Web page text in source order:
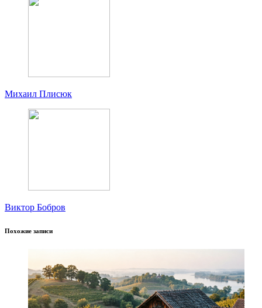
Михаил Плисюк
Виктор Бобров
Похожие записи